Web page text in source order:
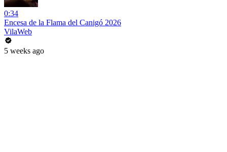
0:34
Encesa de la Flama del Canigó 2026
VilaWeb
5 weeks ago